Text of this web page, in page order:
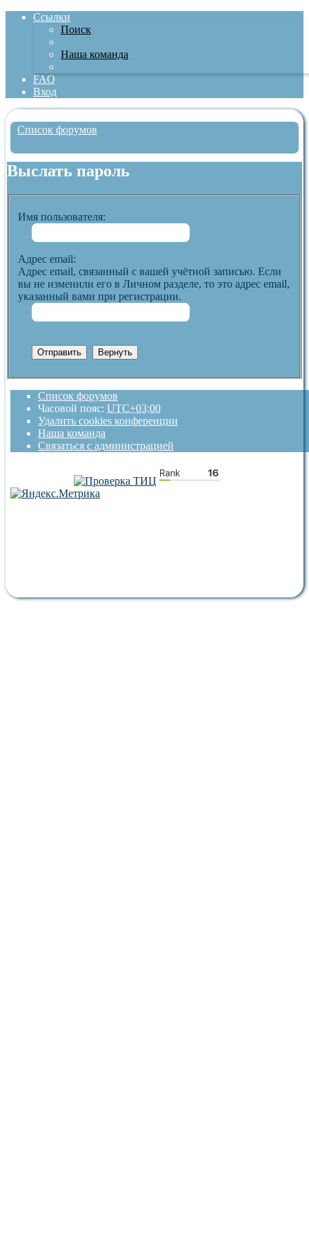
Ссылки
Поиск
Наша команда
FAQ
Вход
Список форумов
Выслать пароль
Имя пользователя:
Адрес email:
Адрес email, связанный с вашей учётной записью. Если
вы не изменили его в Личном разделе, то это адрес email,
указанный вами при регистрации.
Список форумов
Часовой пояс: UTC+03:00
Удалить cookies конференции
Наша команда
Связаться с администрацией